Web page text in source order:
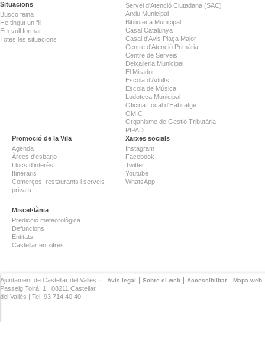
Situacions
Busco feina
He tingut un fill
Em vull formar
Totes les situacions
Servei d'Atenció Ciutadana (SAC)
Arxiu Municipal
Biblioteca Municipal
Casal Catalunya
Casal d'Avis Plaça Major
Centre d'Atenció Primària
Centre de Serveis
Deixalleria Municipal
El Mirador
Escola d'Adults
Escola de Música
Ludoteca Municipal
Oficina Local d'Habitatge
OMIC
Organisme de Gestió Tributària
PIPAD
Promoció de la Vila
Agenda
Àrees d'esbarjo
Llocs d'interès
Itineraris
Comerços, restaurants i serveis
privats
Miscel·lània
Predicció meteorològica
Defuncions
Entitats
Castellar en xifres
Xarxes socials
Instagram
Facebook
Twitter
Youtube
WhatsApp
Avís legal Sobre el web Accessibilitat Mapa web
Ajuntament de Castellar del Vallès ·
Passeig Tolrà, 1 | 08211 Castellar
del Vallès | Tel. 93 714 40 40